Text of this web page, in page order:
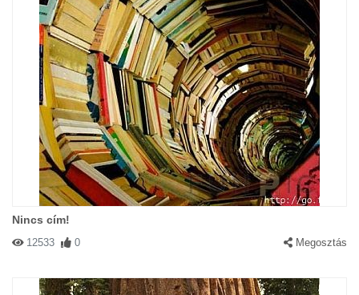
Nincs cím!
12533 0 Megosztás